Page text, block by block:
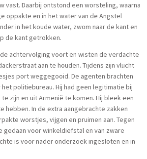
vast. Daarbij ontstond een worsteling, waarna
oppakte en in het water van de Angstel
in het koude water, zwom naar de kant en
de kant getrokken.
achtervolging voort en wisten de verdachte
aan te houden. Tijdens zijn vlucht
port weggegooid. De agenten brachten
politiebureau. Hij had geen legitimatie bij
zijn en uit Armenië te komen. Hij bleek een
hebben. In de extra aangebrachte zakken
worstjes, vijgen en pruimen aan. Tegen
gedaan voor winkeldiefstal en van zware
is voor nader onderzoek ingesloten en in